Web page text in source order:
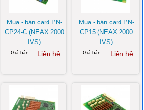
Mua - bán card PN-
CP24-C (NEAX 2000
IVS)
Giá bán: Liên hệ
Mua - bán card PN-
CP15 (NEAX 2000
IVS)
Giá bán: Liên hệ